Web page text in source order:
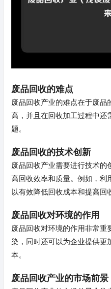
废品回收的难点
废品回收产业的难点在于废品
高，并且在回收加工过程中还
题。
废品回收的技术创新
废品回收产业需要进行技术的
高回收效率和质量。例如，利
以有效降低回收成本和提高回
废品回收对环境的作用
废品回收对环境的作用非常
染，同时还可以为企业提供更
本。
废品回收产业的市场前景